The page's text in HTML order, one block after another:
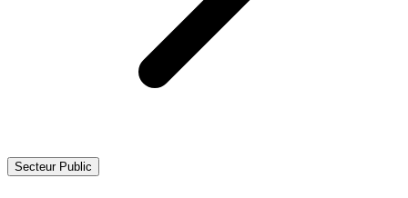
Secteur Public